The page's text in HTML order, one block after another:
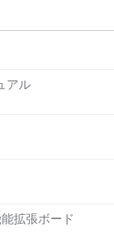
アル
拡張ボード